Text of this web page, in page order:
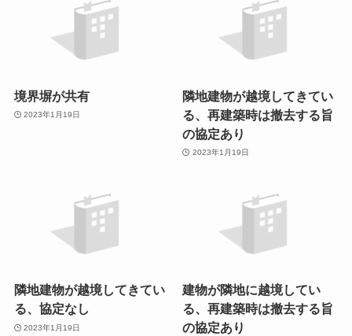
境界塀が共有
2023年1月19日
隣地建物が越境してきてい
る、再建築時は撤去する旨
の協定あり
2023年1月19日
隣地建物が越境してきてい
る、協定なし
2023年1月19日
建物が隣地に越境してい
る、再建築時は撤去する旨
の協定あり